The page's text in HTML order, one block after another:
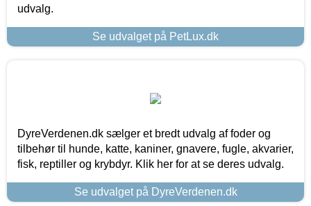
udvalg.
Se udvalget på PetLux.dk
DyreVerdenen.dk sælger et bredt udvalg af foder og
tilbehør til hunde, katte, kaniner, gnavere, fugle, akvarier,
fisk, reptiller og krybdyr. Klik her for at se deres udvalg.
Se udvalget på DyreVerdenen.dk